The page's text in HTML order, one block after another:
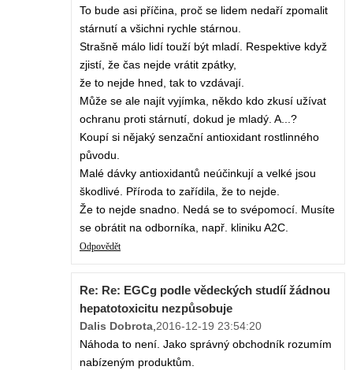
To bude asi příčina, proč se lidem nedaří zpomalit
stárnutí a všichni rychle stárnou.
Strašně málo lidí touží být mladí. Respektive když
zjistí, že čas nejde vrátit zpátky,
že to nejde hned, tak to vzdávají.
Může se ale najít vyjímka, někdo kdo zkusí užívat
ochranu proti stárnutí, dokud je mladý. A...?
Koupí si nějaký senzační antioxidant rostlinného
původu.
Malé dávky antioxidantů neúčinkují a velké jsou
škodlivé. Příroda to zařídila, že to nejde.
Že to nejde snadno. Nedá se to svépomocí. Musíte
se obrátit na odborníka, např. kliniku A2C.
Odpovědět
Re: Re: EGCg podle vědeckých studíí žádnou
hepatotoxicitu nezpůsobuje
Dalis Dobrota,2016-12-19 23:54:20
Náhoda to není. Jako správný obchodník rozumím
nabízeným produktům.